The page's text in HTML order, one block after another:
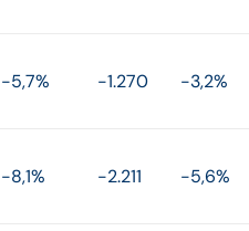
-5,7% -1.270 -3,2%
-8,1% -2.211 -5,6%